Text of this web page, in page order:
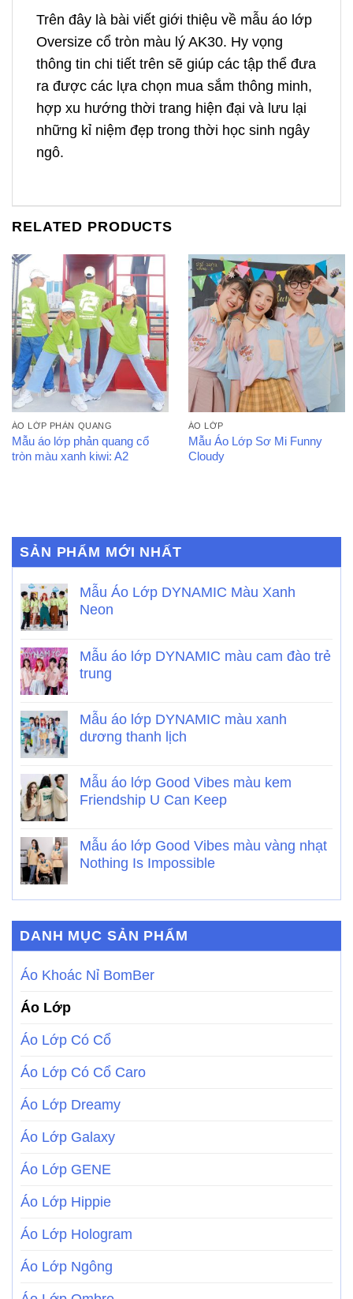
Trên đây là bài viết giới thiệu về mẫu áo lớp
Oversize cổ tròn màu lý AK30. Hy vọng
thông tin chi tiết trên sẽ giúp các tập thể đưa
ra được các lựa chọn mua sắm thông minh,
hợp xu hướng thời trang hiện đại và lưu lại
những kỉ niệm đẹp trong thời học sinh ngây
ngô.
RELATED PRODUCTS
ÁO LỚP PHẢN QUANG
Mẫu áo lớp phản quang cổ
tròn màu xanh kiwi: A2
ÁO LỚP
Mẫu Áo Lớp Sơ Mi Funny
Cloudy
SẢN PHẨM MỚI NHẤT
Mẫu Áo Lớp DYNAMIC Màu Xanh
Neon
Mẫu áo lớp DYNAMIC màu cam đào trẻ
trung
Mẫu áo lớp DYNAMIC màu xanh
dương thanh lịch
Mẫu áo lớp Good Vibes màu kem
Friendship U Can Keep
Mẫu áo lớp Good Vibes màu vàng nhạt
Nothing Is Impossible
DANH MỤC SẢN PHẨM
Áo Khoác Nỉ BomBer
Áo Lớp
Áo Lớp Có Cổ
Áo Lớp Có Cổ Caro
Áo Lớp Dreamy
Áo Lớp Galaxy
Áo Lớp GENE
Áo Lớp Hippie
Áo Lớp Hologram
Áo Lớp Ngông